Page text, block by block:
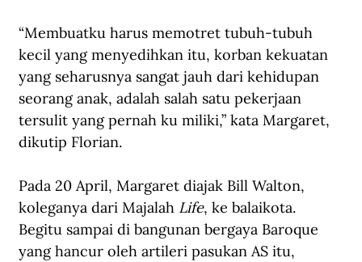
“Membuatku harus memotret tubuh-tubuh
kecil yang menyedihkan itu, korban kekuatan
yang seharusnya sangat jauh dari kehidupan
seorang anak, adalah salah satu pekerjaan
tersulit yang pernah ku miliki,” kata Margaret,
dikutip Florian.
Pada 20 April, Margaret diajak Bill Walton,
koleganya dari Majalah Life, ke balaikota.
Begitu sampai di bangunan bergaya Baroque
yang hancur oleh artileri pasukan AS itu,